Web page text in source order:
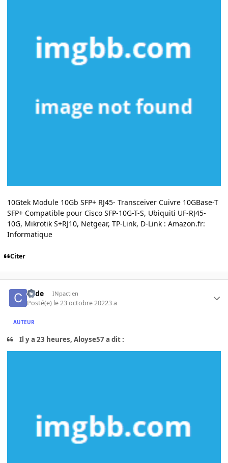
10Gtek Module 10Gb SFP+ RJ45- Transceiver Cuivre 10GBase-T
SFP+ Compatible pour Cisco SFP-10G-T-S, Ubiquiti UF-RJ45-
10G, Mikrotik S+RJ10, Netgear, TP-Link, D-Link : Amazon.fr:
Informatique
Citer
code INpactien
Posté(e) le 23 octobre 20223 a
AUTEUR
Il y a 23 heures, Aloyse57 a dit :